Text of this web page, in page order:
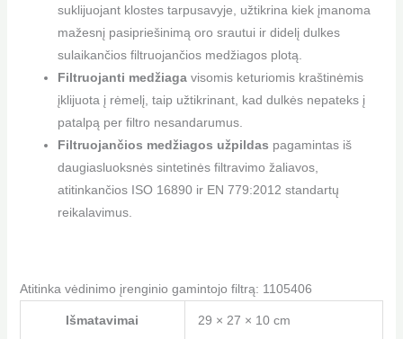
suklijuojant klostes tarpusavyje, užtikrina kiek įmanoma
mažesnį pasipriešinimą oro srautui ir didelį dulkes
sulaikančios filtruojančios medžiagos plotą.
Filtruojanti medžiagavisomis keturiomis kraštinėmis
įklijuota į rėmelį, taip užtikrinant, kad dulkės nepateks į
patalpą per filtro nesandarumus.
Filtruojančios medžiagos užpildas pagamintas iš
daugiasluoksnės sintetinės filtravimo žaliavos,
atitinkančios ISO 16890 ir EN 779:2012 standartų
reikalavimus.
Atitinka vėdinimo įrenginio gamintojo filtrą: 1105406
Išmatavimai 29 × 27 × 10 cm